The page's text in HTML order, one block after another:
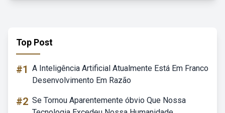
Top Post
#1 A Inteligência Artificial Atualmente Está Em Franco
Desenvolvimento Em Razão
#2 Se Tornou Aparentemente óbvio Que Nossa